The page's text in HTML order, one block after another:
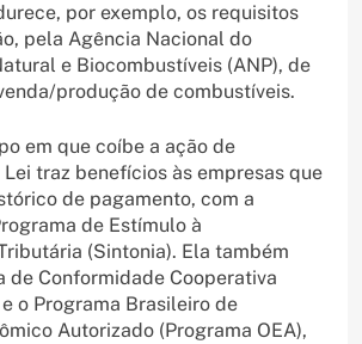
por exemplo, os requisitos
pela Agência Nacional do
e Biocombustíveis (ANP), de
produção de combustíveis.
em que coíbe a ação de
Lei traz benefícios às empresas que
de pagamento, com a
de Estímulo à
(Sintonia). Ela também
de Conformidade Cooperativa
o Programa Brasileiro de
Autorizado (Programa OEA),